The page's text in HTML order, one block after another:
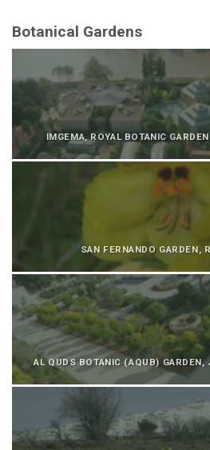
Botanical Gardens
IMGEMA, ROYAL BOTANIC
SAN FERNANDO GARDEN,
AL QUDS BOTANIC (AQUB) GARDEN,